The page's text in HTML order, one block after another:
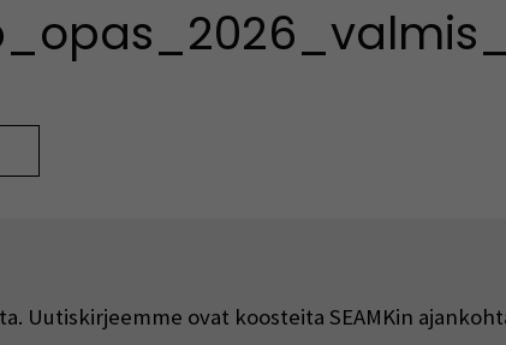
Uutiskirjeemme ovat koosteita SEAMKin